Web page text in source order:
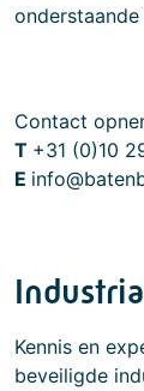
Contact
T +31 (0)10
E
Kennis en
beveiligde